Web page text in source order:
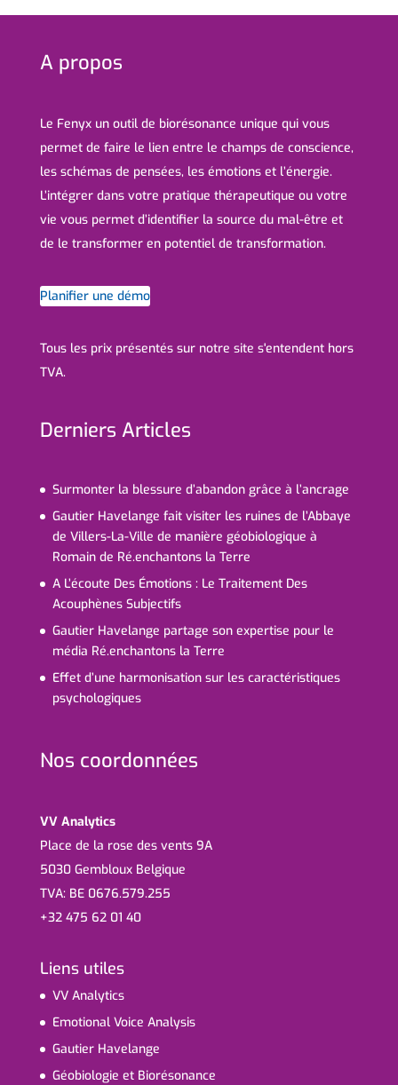
A propos
Le Fenyx un outil de biorésonance unique qui vous
permet de faire le lien entre le champs de conscience,
les schémas de pensées, les émotions et l’énergie.
L’intégrer dans votre pratique thérapeutique ou votre
vie vous permet d’identifier la source du mal-être et
de le transformer en potentiel de transformation.
Planifier une démo
Tous les prix présentés sur notre site s'entendent hors
TVA.
Derniers Articles
Surmonter la blessure d’abandon grâce à l’ancrage
Gautier Havelange fait visiter les ruines de l’Abbaye
de Villers-La-Ville de manière géobiologique à
Romain de Ré.enchantons la Terre
A L’écoute Des Émotions : Le Traitement Des
Acouphènes Subjectifs
Gautier Havelange partage son expertise pour le
média Ré.enchantons la Terre
Effet d’une harmonisation sur les caractéristiques
psychologiques
Nos coordonnées
VV Analytics
Place de la rose des vents 9A
5030 Gembloux Belgique
TVA: BE 0676.579.255
+32 475 62 01 40
Liens utiles
VV Analytics
Emotional Voice Analysis
Gautier Havelange
Géobiologie et Biorésonance